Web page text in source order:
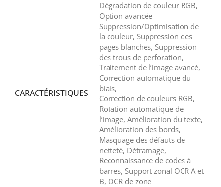
CARACTÉRISTIQUES
Dégradation de couleur RGB,
Option avancée
Suppression/Optimisation de
la couleur, Suppression des
pages blanches, Suppression
des trous de perforation,
Traitement de l’image avancé,
Correction automatique du
biais,
Correction de couleurs RGB,
Rotation automatique de
l’image, Amélioration du texte,
Amélioration des bords,
Masquage des défauts de
netteté, Détramage,
Reconnaissance de codes à
barres, Support zonal OCR A et
B, OCR de zone